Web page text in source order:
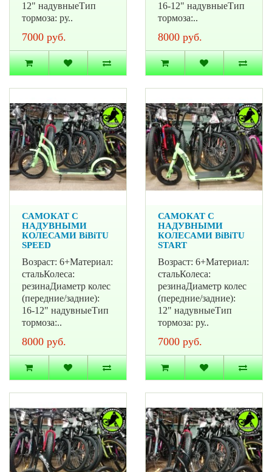
12" надувныеТип
тормоза: ру..
7000 руб.
16-12" надувныеТип
тормоза:..
8000 руб.
САМОКАТ С
НАДУВНЫМИ
КОЛЕСАМИ BiBiTU
SPEED
Возраст: 6+Материал:
стальКолеса:
резинаДиаметр колес
(передние/задние):
16-12" надувныеТип
тормоза:..
8000 руб.
САМОКАТ С
НАДУВНЫМИ
КОЛЕСАМИ BiBiTU
START
Возраст: 6+Материал:
стальКолеса:
резинаДиаметр колес
(передние/задние):
12" надувныеТип
тормоза: ру..
7000 руб.